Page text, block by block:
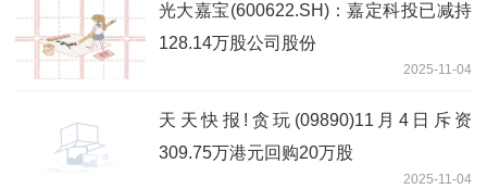
光大嘉宝(600622.SH)：嘉定科投已减持
128.14万股公司股份
2025-11-04
天天快报!贪玩(09890)11月4日斥资
309.75万港元回购20万股
2025-11-04